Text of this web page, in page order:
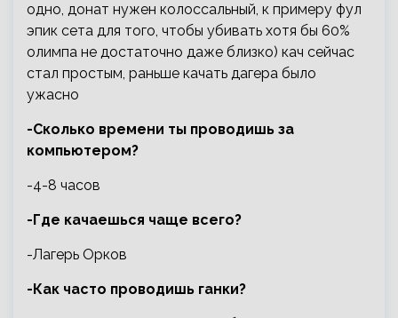
одно, донат нужен колоссальный, к примеру фул
эпик сета для того, чтобы убивать хотя бы 60%
олимпа не достаточно даже близко) кач сейчас
стал простым, раньше качать дагера было
ужасно
-Сколько времени ты проводишь за
компьютером?
-4-8 часов
-Где качаешься чаще всего?
-Лагерь Орков
-Как часто проводишь ганки?